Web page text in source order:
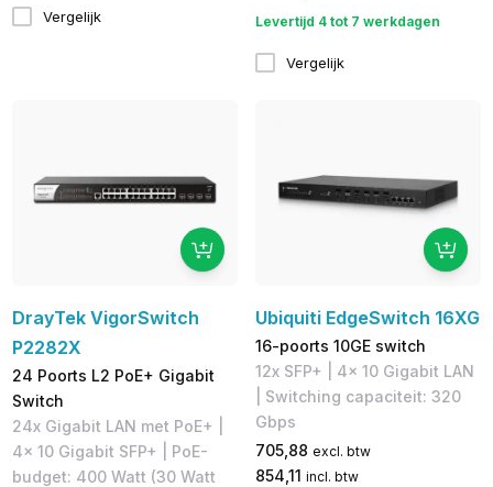
Vergelijk
Levertijd 4 tot 7 werkdagen
Vergelijk
DrayTek VigorSwitch
P2282X
24 Poorts L2 PoE+ Gigabit
Switch
24x Gigabit LAN met PoE+ |
4x 10 Gigabit SFP+ | PoE-
budget: 400 Watt (30 Watt
Ubiquiti EdgeSwitch 16XG
16-poorts 10GE switch
12x SFP+ | 4x 10 Gigabit LAN
| Switching capaciteit: 320
Gbps
705,88 excl. btw
854,11 incl. btw